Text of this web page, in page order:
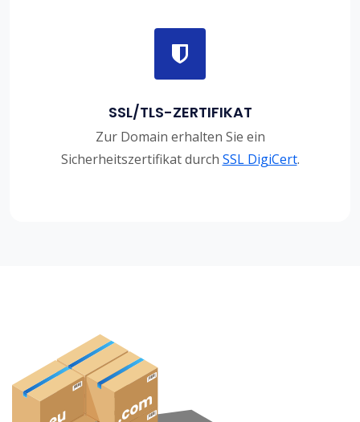
SSL/TLS-ZERTIFIKAT
Zur Domain erhalten Sie ein
Sicherheitszertifikat durch SSL DigiCert.